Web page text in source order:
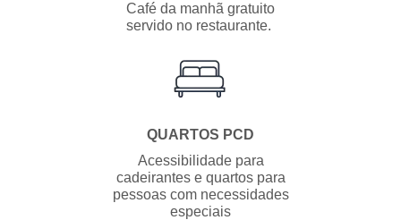
Café da manhã gratuito
servido no restaurante.
QUARTOS PCD
Acessibilidade para
cadeirantes e quartos para
pessoas com necessidades
especiais